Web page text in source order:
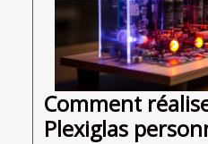
Comment
Plexiglas